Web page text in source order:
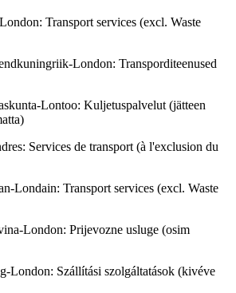
Transport services (excl. Waste
London: Transporditeenused
Lontoo: Kuljetuspalvelut (jätteen
Services de transport (à l'exclusion du
Londain: Transport services (excl. Waste
London: Prijevozne usluge (osim
London: Szállítási szolgáltatások (kivéve